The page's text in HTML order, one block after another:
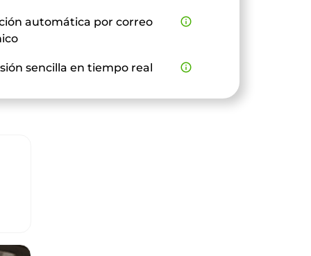
automática por correo
info_outline
sencilla en tiempo real info_outline